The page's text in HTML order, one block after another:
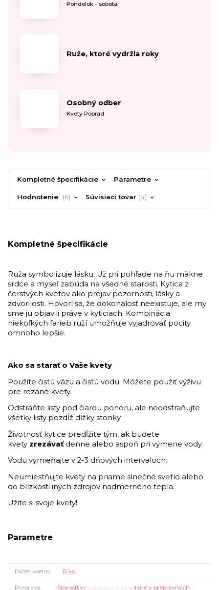
Pondelok - sobota
Ruže, ktoré vydržia roky
Osobný odber
Kvety Poprad
Kompletné špecifikácie Parametre
Hodnotenie 6 Súvisiaci tovar 4
Kompletné špecifikácie
Ruža symbolizuje lásku. Už pri pohľade na ňu mäkne
srdce a myseľ zabúda na všedné starosti. Kytica z
čerstvých kvetov ako prejav pozornosti, lásky a
zdvorilosti. Hovorí sa, že dokonalosť neexistuje, ale my
sme ju objavili práve v kyticiach. Kombinácia
niekoľkých farieb ruží umožňuje vyjadrovať pocity
omnoho lepšie.
Ako sa starať o Vaše kvety
Použite čistú vázu a čistú vodu. Môžete použiť výživu
pre rezané kvety.
Odstráňte listy pod čiarou ponoru, ale neodstraňujte
všetky listy pozdĺž dĺžky stonky.
Životnosť kytice predĺžite tým, ak budete
kvety zrezávaťdenne alebo aspoň pri výmene vody.
Vodu vymieňajte v 2-3 dňových intervaloch.
Neumiestňujte kvety na priame slnečné svetlo alebo
do blízkosti iných zdrojov nadmerného tepla.
Užite si svoje kvety!
Parametre
Počet kvetov 15 ks
Preprava Starostlivo zabalené a zasielané v prepravných